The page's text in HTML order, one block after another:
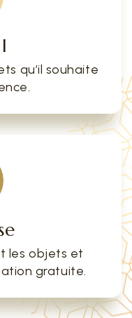
qu’il souhaite
les objets et
gratuite.